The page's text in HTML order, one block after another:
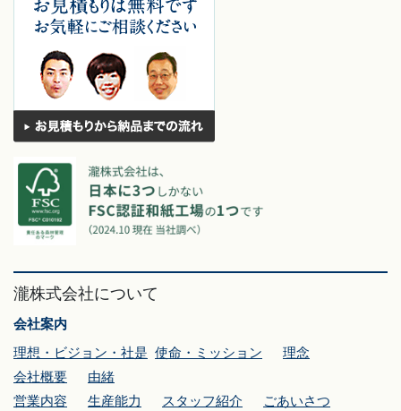
瀧株式会社について
会社案内
理想・ビジョン・社是 使命・ミッション
理念
会社概要
由緒
営業内容
生産能力 スタッフ紹介
ごあいさつ